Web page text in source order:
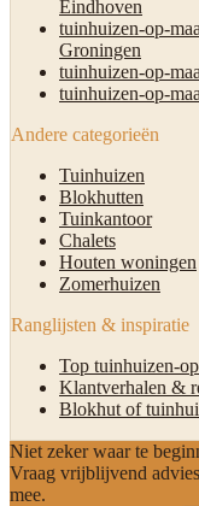
Eindhoven
tuinhuizen-op-
Groningen
tuinhuizen-op-
tuinhuizen-op-
Andere categorieën
Tuinhuizen
Blokhutten
Tuinkantoor
Chalets
Houten woningen
Zomerhuizen
Ranglijsten & inspiratie
Top tuinhuizen-
Klantverhalen &
Blokhut of
Niet zeker waar te
Vraag vrijblijvend
mee.